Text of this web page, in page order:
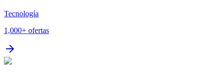
Tecnología
1,000+ ofertas